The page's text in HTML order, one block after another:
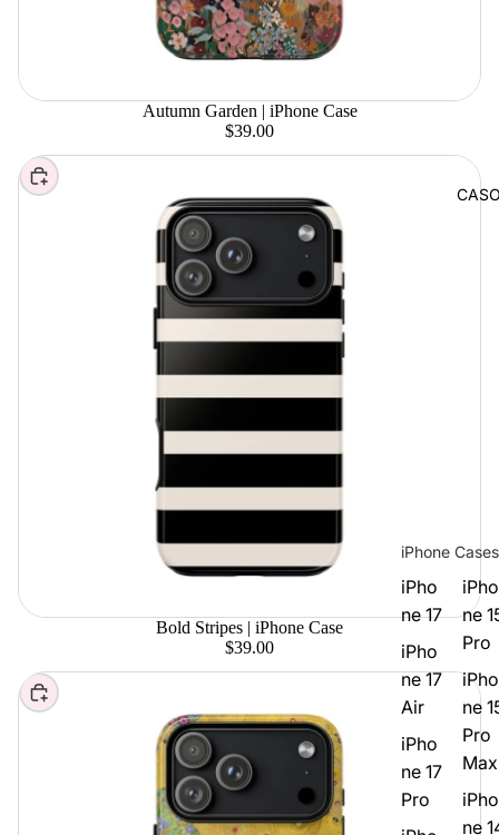
iPhone Cases
iPho
ne 17
iPho
ne 17
Air
iPho
ne 17
Pro
iPho
ne
Pro
iPho
ne
Pro
Max
iPho
ne
Autumn Garden | iPhone Case
$39.00
Elegir
Bold Stripes | iPhone Case
$39.00
Elegir